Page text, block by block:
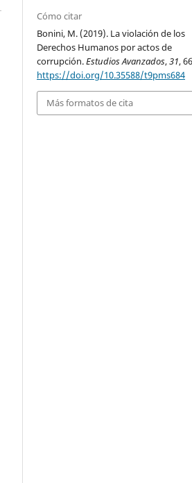
Cómo citar
Bonini, M. (2019). La violación de los
Derechos Humanos por actos de
corrupción.Estudios Avanzados,31,
https://doi.org/10.35588/t9pms684
Más formatos de cita